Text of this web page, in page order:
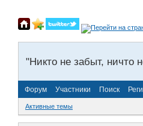
"Никто не забыт, ничто
Форум Участники Поиск
Активные темы